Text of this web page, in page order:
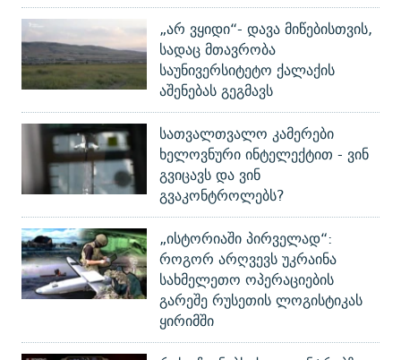
„არ ვყიდი“- დავა მიწებისთვის,
სადაც მთავრობა
საუნივერსიტეტო ქალაქის
აშენებას გეგმავს
სათვალთვალო კამერები
ხელოვნური ინტელექტით - ვინ
გვიცავს და ვინ
გვაკონტროლებს?
„ისტორიაში პირველად“:
როგორ არღვევს უკრაინა
სახმელეთო ოპერაციების
გარეშე რუსეთის ლოგისტიკას
ყირიმში